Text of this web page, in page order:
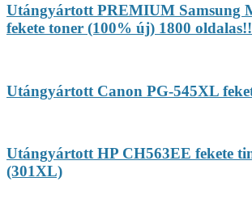
Utángyártott PREMIUM Samsung
fekete toner (100% új) 1800
Utángyártott Canon PG-545XL
Utángyártott HP CH563EE fekete
(301XL)